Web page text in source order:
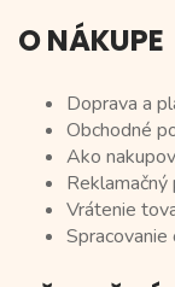
O NÁKUPE
Doprava a
Obchodné
Ako
Reklamačný
Vrátenie